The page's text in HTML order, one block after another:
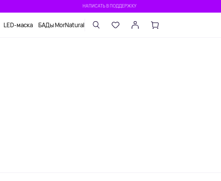
НАПИСАТЬ В ПОДДЕРЖКУ
LED-маска БАДы MorNatural